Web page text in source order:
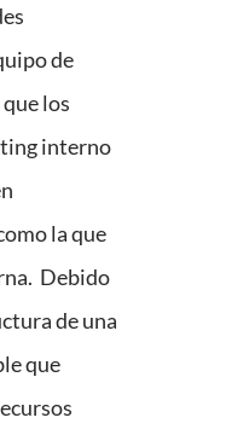
de
los
interno
la que
Debido
de una
que